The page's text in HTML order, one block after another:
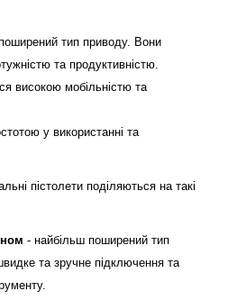
тип приводу. Вони
та продуктивністю.
високою мобільністю та
у використанні та
пістолети поділяються на такі
- найбільш поширений тип
та зручне підключення та